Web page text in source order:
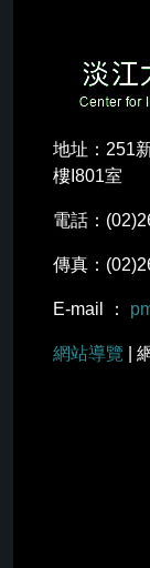
地址：251
樓I801室
電話：
傳真：
E-mail ：
網站導覽 |